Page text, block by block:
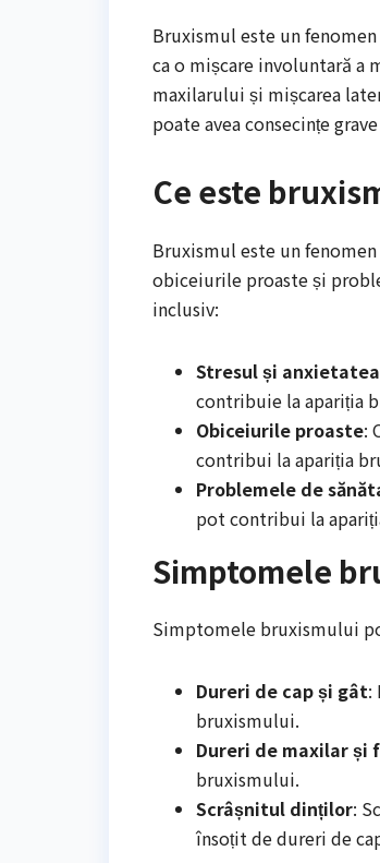
Bruxismul este un
ca o mișcare involuntară a
maxilarului și mișcarea
poate avea consecințe
Ce este
Bruxismul este un
obiceiurile proaste și
inclusiv:
Stresul și anxietatea
contribuie la apariția
Obiceiurile proaste:
contribui la apariția
Problemele de
pot contribui la
Simptomele
Simptomele bruxismului
Dureri de cap și gât:
bruxismului.
Dureri de maxilar și
bruxismului.
Scrâșnitul dinților:
însoțit de dureri de